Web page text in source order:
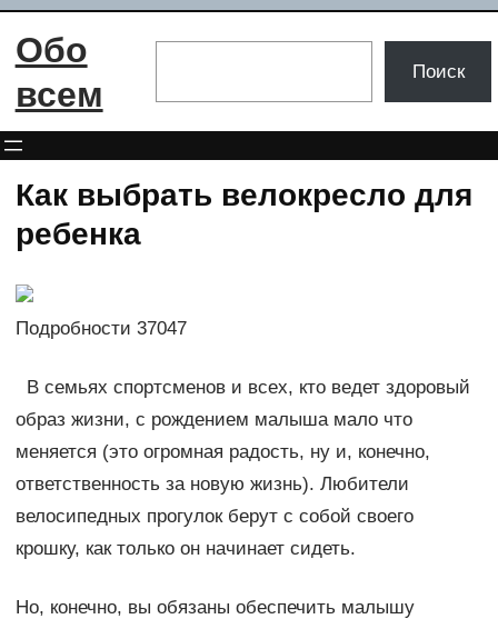
Перейти
Обо
всем
Поиск
Как выбрать велокресло для
ребенка
Подробности 37047
В семьях спортсменов и всех, кто ведет здоровый
образ жизни, с рождением малыша мало что
меняется (это огромная радость, ну и, конечно,
ответственность за новую жизнь). Любители
велосипедных прогулок берут с собой своего
крошку, как только он начинает сидеть.
Но, конечно, вы обязаны обеспечить малышу